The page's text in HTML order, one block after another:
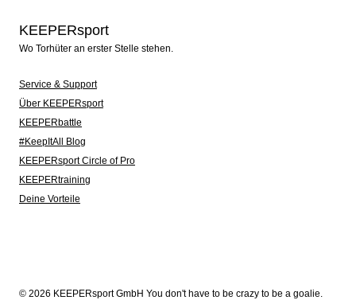
KEEPERsport
Wo Torhüter an erster Stelle stehen.
Service & Support
Über KEEPERsport
KEEPERbattle
#KeepItAll Blog
KEEPERsport Circle of Pro
KEEPERtraining
Deine Vorteile
© 2026 KEEPERsport GmbH You don't have to be crazy to be a goalie.